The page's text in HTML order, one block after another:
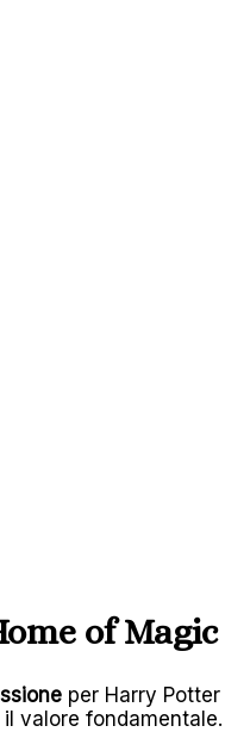
of Magic
per Harry Potter
il valore fondamentale.